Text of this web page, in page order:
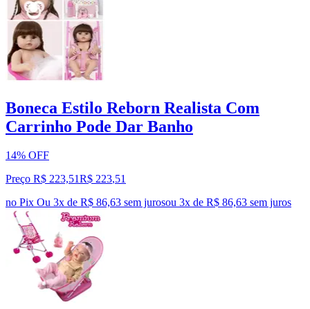
Boneca Estilo Reborn Realista Com
Carrinho Pode Dar Banho
14% OFF
Preço R$ 223,51R$ 223,51
no Pix Ou 3x de R$ 86,63 sem jurosou 3x de R$ 86,63 sem juros